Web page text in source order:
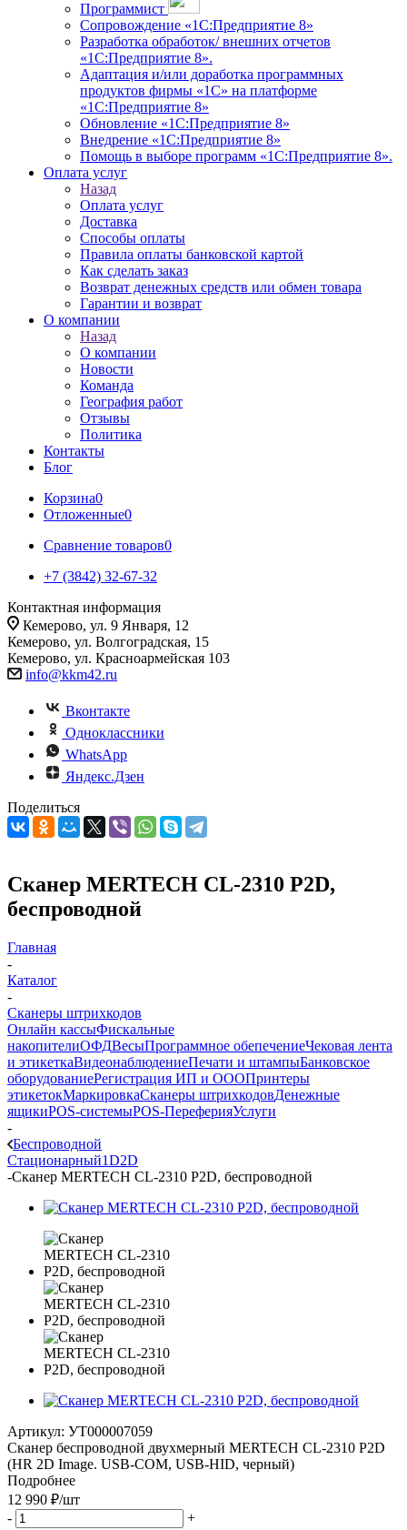
Программист
Сопровождение «1С:Предприятие 8»
Разработка обработок/ внешних отчетов
«1С:Предприятие 8».
Адаптация и/или доработка программных
продуктов фирмы «1С» на платформе
«1С:Предприятие 8»
Обновление «1С:Предприятие 8»
Внедрение «1С:Предприятие 8»
Помощь в выборе программ «1С:Предприятие 8».
Оплата услуг
Назад
Оплата услуг
Доставка
Способы оплаты
Правила оплаты банковской картой
Как сделать заказ
Возврат денежных средств или обмен товара
Гарантии и возврат
О компании
Назад
О компании
Новости
Команда
География работ
Отзывы
Политика
Контакты
Блог
Корзина0
Отложенные0
Сравнение товаров0
+7 (3842) 32-67-32
Контактная информация
Кемерово, ул. 9 Января, 12
Кемерово, ул. Волгоградская, 15
Кемерово, ул. Красноармейская 103
info@kkm42.ru
Вконтакте
Одноклассники
WhatsApp
Яндекс.Дзен
Поделиться
Сканер MERTECH CL-2310 P2D,
беспроводной
Главная
-
Каталог
-
Сканеры штрихкодов
Онлайн кассыФискальные
накопителиОФДВесыПрограммное обепечениеЧековая лента
и этикеткаВидеонаблюдениеПечати и штампыБанковское
оборудованиеРегистрация ИП и ОООПринтеры
этикетокМаркировкаСканеры штрихкодовДенежные
ящикиPOS-системыPOS-ПереферияУслуги
-
Беспроводной
Стационарный1D2D
-Сканер MERTECH CL-2310 P2D, беспроводной
Артикул: УТ000007059
Сканер беспроводной двухмерный MERTECH CL-2310 P2D
(HR 2D Image. USB-COM, USB-HID, черный)
Подробнее
12 990 ₽/шт
-
+